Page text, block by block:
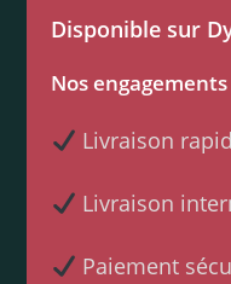
Disponible sur
Nos engagements
Livraison
Livraison
Paiement